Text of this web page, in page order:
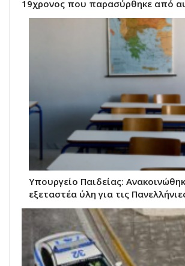
19χρονος που παρασύρθηκε από
Υπουργείο Παιδείας:
εξεταστέα ύλη για τις